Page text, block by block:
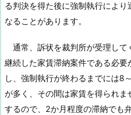
る判決を得た後に強制執行によ
なることがあります。
通常、訴状を裁判所が受理して
継続した家賃滞納案件である必要
し、強制執行が終わるまでには8
が多く、その間は家賃を得られ
するので、2か月程度の滞納でも